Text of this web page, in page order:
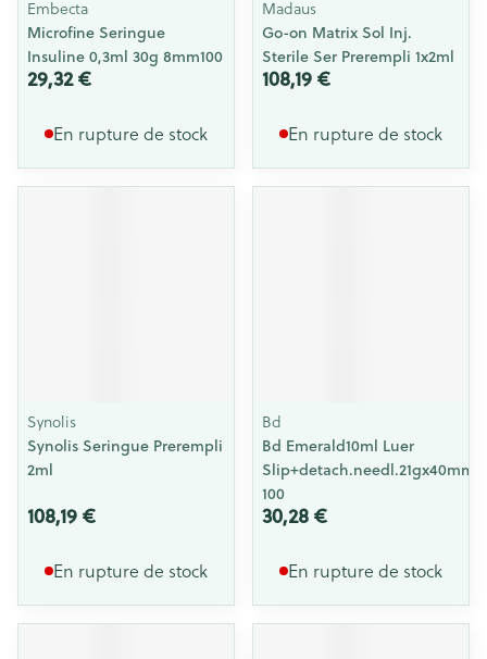
Embecta
Microfine Seringue
Insuline 0,3ml 30g 8mm100
29,32 €
En rupture de stock
Madaus
Go-on Matrix Sol Inj.
Sterile Ser Prerempli 1x2ml
108,19 €
En rupture de stock
Synolis
Synolis Seringue Prerempli
2ml
108,19 €
En rupture de stock
Bd
Bd Emerald10ml Luer
Slip+detach.needl.21gx40mm
100
30,28 €
En rupture de stock